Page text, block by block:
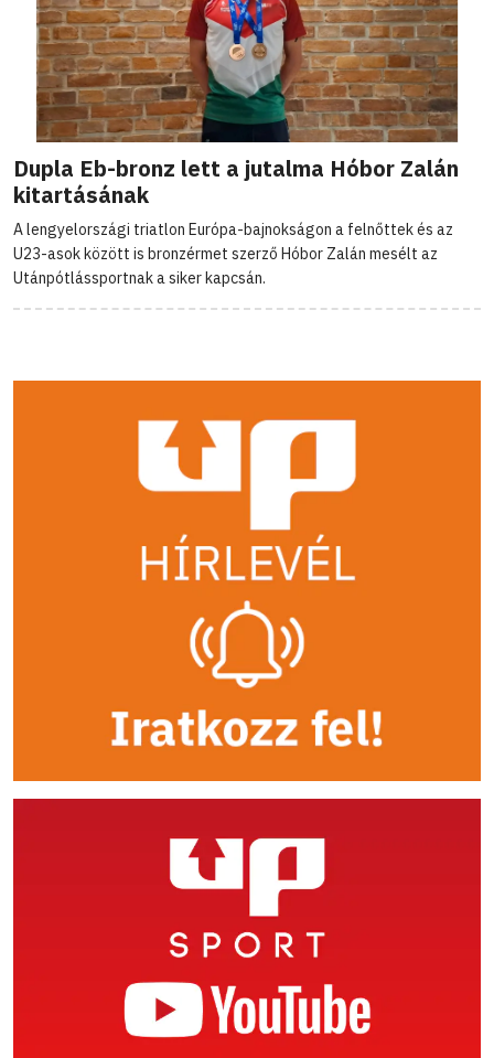
Dupla Eb-bronz lett a jutalma Hóbor Zalán
kitartásának
A lengyelországi triatlon Európa-bajnokságon a felnőttek és az
U23-asok között is bronzérmet szerző Hóbor Zalán mesélt az
Utánpótlássportnak a siker kapcsán.